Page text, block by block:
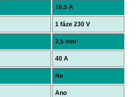
16,5 A
1 fáze 230 V
2,5 mm²
40 A
Ne
Ano